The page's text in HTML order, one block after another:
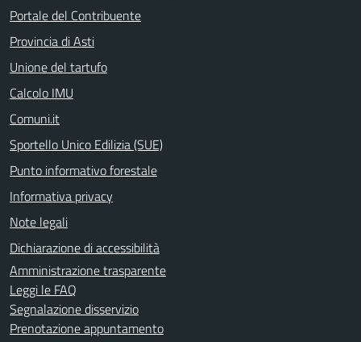
Portale del Contribuente
Provincia di Asti
Unione del tartufo
Calcolo IMU
Comuni.it
Sportello Unico Edilizia (SUE)
Punto informativo forestale
Informativa privacy
Note legali
Dichiarazione di accessibilità
Amministrazione trasparente
Leggi le FAQ
Segnalazione disservizio
Prenotazione appuntamento